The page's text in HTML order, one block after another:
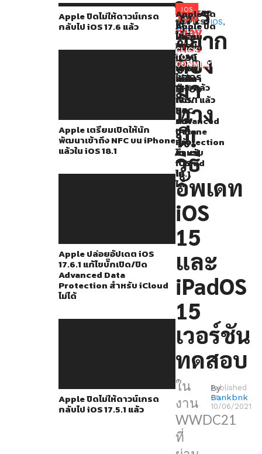
Apple ปิดไม่ให้ดาวน์เกรด
กลับไป iOS 17.6 แล้ว
Apple เตรียมเปิดให้นัก
พัฒนาเข้าถึง NFC บน iPhone
แล้วใน iOS 18.1
Apple ปล่อยอัปเดต iOS
17.6.1 แก้ไขบั๊กเปิด/ปิด
Advanced Data
Protection สำหรับ iCloud
ไม่ได้
Apple ปิดไม่ให้ดาวน์เกรด
กลับไป iOS 17.5.1 แล้ว
IOS
ใคร
อยาก
ลอง
มา
ทาง
นี้!
วิธี
อัพเดท
iOS
15
และ
iPadOS
15
เวอร์ชัน
ทดสอบ
ใน
งาน
WWDC21
ที่
By
Bankbnk
Published
on
10/06/2021
ใน
งาน
WWDC21
ที่
ผ่าน
มา
Apple
ได้
ทำการ
เปิด
ตัว
ระบบ
ปฏิบัติ
การ
ใหม่ๆ
อย่าง
iOS
15,
iPadOS
15,
watchOS
8
และ
macOS
12
ที่มา
You
may
also
like...
Apple ปิด
ไม่
ให้
ดาวน์
เกรด
กลับ
ไป iOS
17.6 แล้ว
Apple
เตรียม
เปิด
ให้
นัก
พัฒนา
เข้า
ถึง
NFC
บน
iPhone
แล้ว
ใน
iOS
18.1
Apple
ปล่อย
อัปเดต
iOS
17.6.1
แก้ไข
บั๊ก
เปิด/
ปิด
Advanced
Data
Protection
สำหรับ
iCloud
ไม่
ได้
Apple ปิด
ไม่
ให้
ดาวน์
เกรด
กลับ
ไป iOS
17.5.1 แล้ว
RELATED
TOPICS: IOS,
IPADOS
CLICK
TO
COMMENT